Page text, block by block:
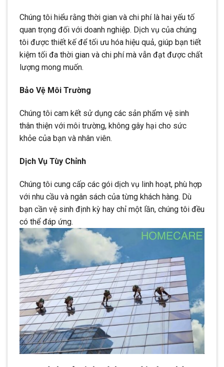
Chúng tôi hiểu rằng thời gian và chi phí là hai yếu tố
quan trọng đối với doanh nghiệp. Dịch vụ của chúng
tôi được thiết kế để tối ưu hóa hiệu quả, giúp bạn tiết
kiệm tối đa thời gian và chi phí mà vẫn đạt được chất
lượng mong muốn.
Bảo Vệ Môi Trường
Chúng tôi cam kết sử dụng các sản phẩm vệ sinh
thân thiện với môi trường, không gây hại cho sức
khỏe của bạn và nhân viên.
Dịch Vụ Tùy Chỉnh
Chúng tôi cung cấp các gói dịch vụ linh hoạt, phù hợp
với nhu cầu và ngân sách của từng khách hàng. Dù
bạn cần vệ sinh định kỳ hay chỉ một lần, chúng tôi đều
có thể đáp ứng.